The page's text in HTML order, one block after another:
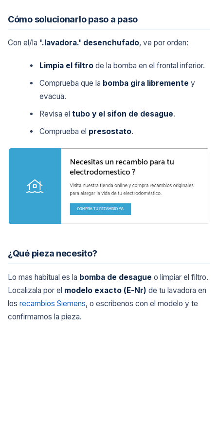
Cómo solucionarlo paso a paso
Con el/la '.lavadora.' desenchufado, ve por orden:
Limpia el filtro de la bomba en el frontal inferior.
Comprueba que la bomba gira libremente y
evacua.
Revisa eltubo y el sifon de desague.
Comprueba el presostato.
¿Qué pieza necesito?
Lo mas habitual es la bomba de desague o limpiar el filtro.
Localizala por el modelo exacto (E-Nr) de tu lavadora en
los recambios Siemens, o escribenos con el modelo y te
confirmamos la pieza.